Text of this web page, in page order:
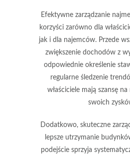
Efektywne zarządzanie
korzyści zarówno dla
jak i dla najemców. Przede
zwiększenie dochodów z
odpowiednie określenie
regularne śledzenie
właściciele mają szansę
swoich
Dodatkowo, skuteczne
lepsze utrzymanie
podejście sprzyja